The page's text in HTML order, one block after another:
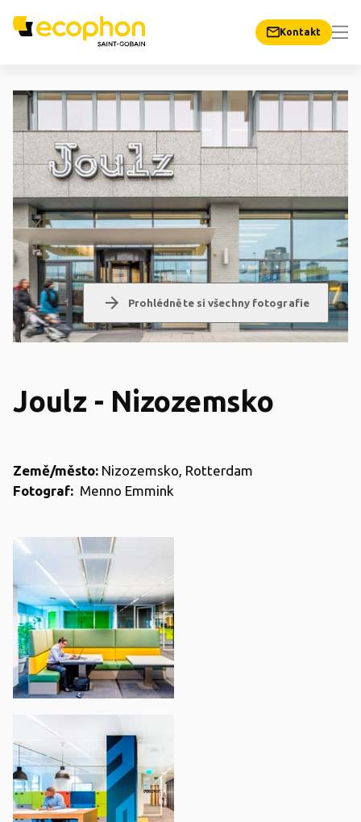
Kontakt
arrow_forward Prohlédněte si všechny fotografie
Joulz - Nizozemsko
Země/město: Nizozemsko, Rotterdam
Fotograf: Menno Emmink